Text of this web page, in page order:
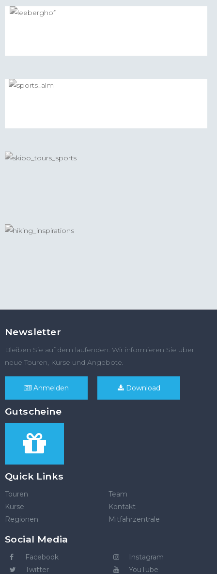
Newsletter
Bleiben Sie auf dem laufenden. Wir informieren Sie über
neue Touren, Kurse und Angebote.
Anmelden Download
Gutscheine
Quick Links
Touren
Kurse
Regionen
Team
Kontakt
Mitfahrzentrale
Social Media
Facebook
Twitter
Instagram
YouTube